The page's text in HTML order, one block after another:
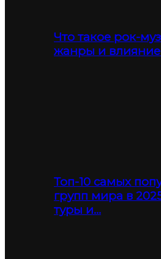
Что такое рок-
жанры и влияние
Топ-10 самых
групп мира в
туры и…